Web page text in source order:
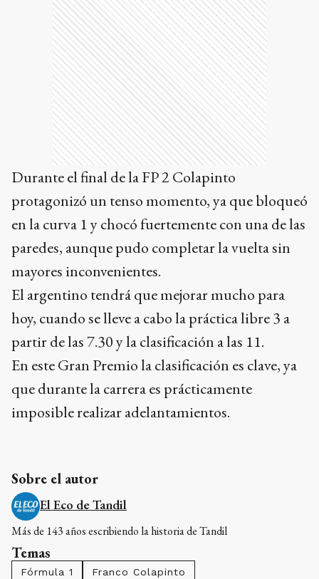
Durante el final de la FP 2 Colapinto
protagonizó un tenso momento, ya que bloqueó
en la curva 1 y chocó fuertemente con una de las
paredes, aunque pudo completar la vuelta sin
mayores inconvenientes.
El argentino tendrá que mejorar mucho para
hoy, cuando se lleve a cabo la práctica libre 3 a
partir de las 7.30 y la clasificación a las 11.
En este Gran Premio la clasificación es clave, ya
que durante la carrera es prácticamente
imposible realizar adelantamientos.
Sobre el autor
El Eco de Tandil
Más de 143 años escribiendo la historia de Tandil
Temas
Fórmula 1 Franco Colapinto